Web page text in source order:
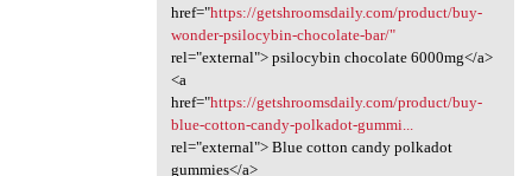
href="https://getshroomsdaily.com/product/buy-
wonder-psilocybin-chocolate-bar/"
rel="external"> psilocybin chocolate 6000mg</a>
<a
href="https://getshroomsdaily.com/product/buy-
blue-cotton-candy-polkadot-gummi...
rel="external"> Blue cotton candy polkadot
gummies</a>